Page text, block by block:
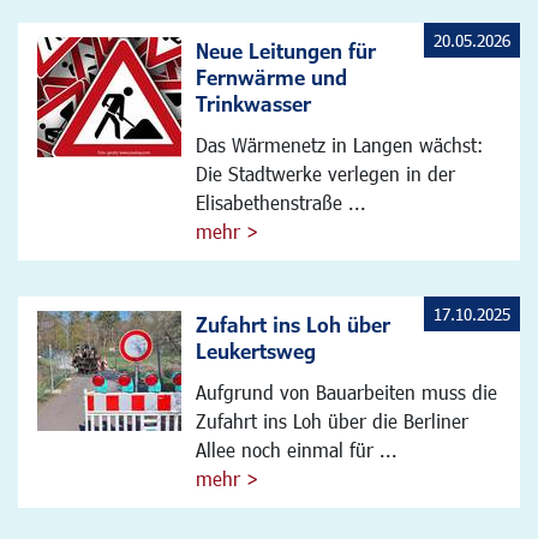
Neue Leitungen für
Fernwärme und
Trinkwasser
Das Wärmenetz in Langen wächst:
Die Stadtwerke verlegen in der
Elisabethenstraße ...
mehr >
20.05.2026
Zufahrt ins Loh über
Leukertsweg
Aufgrund von Bauarbeiten muss die
Zufahrt ins Loh über die Berliner
Allee noch einmal für ...
mehr >
17.10.2025